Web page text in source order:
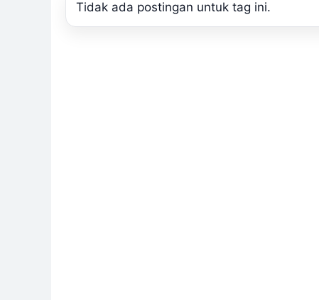
Tidak ada postingan untuk tag ini.